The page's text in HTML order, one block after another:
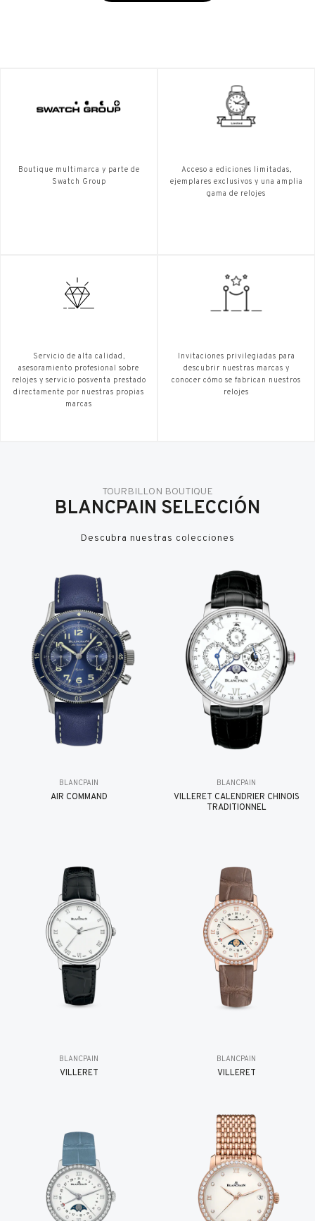
Boutique multimarca y parte de
Swatch Group
Acceso a ediciones limitadas,
ejemplares exclusivos y una amplia
gama de relojes
Servicio de alta calidad,
asesoramiento profesional sobre
relojes y servicio posventa prestado
directamente por nuestras propias
marcas
Invitaciones privilegiadas para
descubrir nuestras marcas y
conocer cómo se fabrican nuestros
relojes
TOURBILLON BOUTIQUE
BLANCPAIN SELECCIÓN
Descubra nuestras colecciones
BLANCPAIN
AIR COMMAND
BLANCPAIN
VILLERET CALENDRIER CHINOIS
TRADITIONNEL
BLANCPAIN
VILLERET
BLANCPAIN
VILLERET